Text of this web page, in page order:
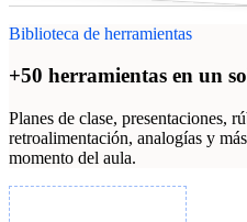
Biblioteca de herramientas
+50 herramientas en un
Planes de clase, presentaciones,
retroalimentación, analogías y
momento del aula.